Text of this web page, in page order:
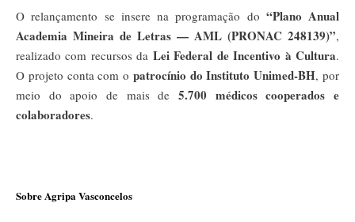
O relançamento se insere na programação do “Plano Anual
Academia Mineira de Letras — AML (PRONAC 248139)”,
realizado com recursos da Lei Federal de Incentivo à Cultura.
O projeto conta com o patrocínio do Instituto Unimed-BH, por
meio do apoio de mais de 5.700 médicos cooperados e
colaboradores.
Sobre Agripa Vasconcelos